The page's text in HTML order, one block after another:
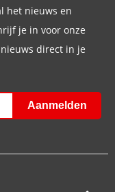
het nieuws en
je in voor onze
direct in je